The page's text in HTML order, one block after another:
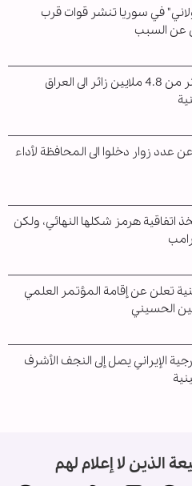
في سوريا تنشر قوات قرب
عن السبب
دخول أكثر من 4.8 ملايين زائر الى العراق
عدد زوار دخلوا الى المحافظة لأداء
اتفاقية هرمز شكلها النهائي، ولكن
تعلن عن إقامة المؤتمر العلمي
الحسيني
الإيراني يصل إلى النجف الأشرف
الذين لا إعلام لهم